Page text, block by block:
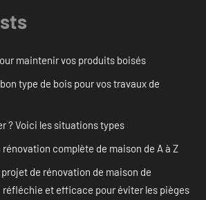
maintenir vos produits boisés
type de bois pour vos travaux de
? Voici les situations types
complète de maison de A à Z
de rénovation de maison de
et efficace pour éviter les pièges